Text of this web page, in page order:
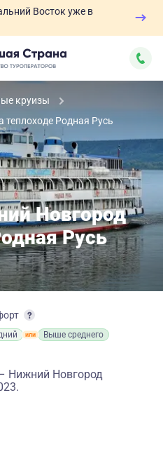
Восток уже в
круизы
Родная Русь
Новгород
Русь
Выше среднего
Нижний Новгород